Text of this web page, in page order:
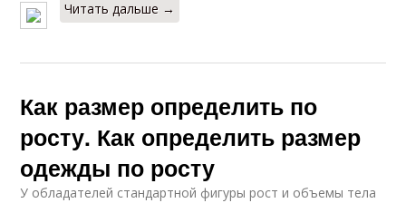
Читать дальше →
Как размер определить по
росту. Как определить размер
одежды по росту
У обладателей стандартной фигуры рост и объемы тела